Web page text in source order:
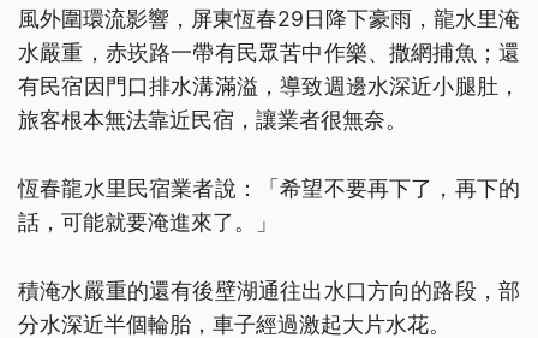
風外圍環流影響，屏東恆春29日降下豪雨，龍水里淹
水嚴重，赤崁路一帶有民眾苦中作樂、撒網捕魚；還
有民宿因門口排水溝滿溢，導致週邊水深近小腿肚，
旅客根本無法靠近民宿，讓業者很無奈。
恆春龍水里民宿業者說：「希望不要再下了，再下的
話，可能就要淹進來了。」
積淹水嚴重的還有後壁湖通往出水口方向的路段，部
分水深近半個輪胎，車子經過激起大片水花。